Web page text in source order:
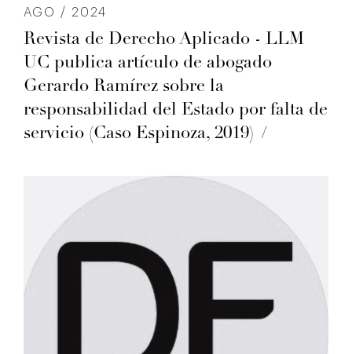
AGO / 2024
Revista de Derecho Aplicado - LLM
UC publica artículo de abogado
Gerardo Ramírez sobre la
responsabilidad del Estado por falta de
servicio (Caso Espinoza, 2019)